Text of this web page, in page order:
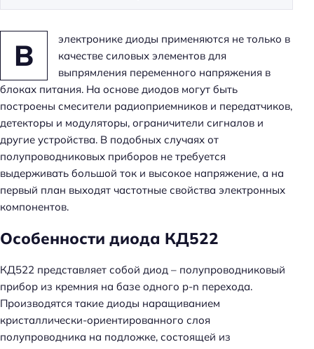
В
электронике диоды применяются не только в
качестве силовых элементов для
выпрямления переменного напряжения в
блоках питания. На основе диодов могут быть
построены смесители радиоприемников и передатчиков,
детекторы и модуляторы, ограничители сигналов и
другие устройства. В подобных случаях от
полупроводниковых приборов не требуется
выдерживать большой ток и высокое напряжение, а на
первый план выходят частотные свойства электронных
компонентов.
Особенности диода КД522
КД522 представляет собой диод – полупроводниковый
прибор из кремния на базе одного p-n перехода.
Производятся такие диоды наращиванием
кристаллически-ориентированного слоя
полупроводника на подложке, состоящей из